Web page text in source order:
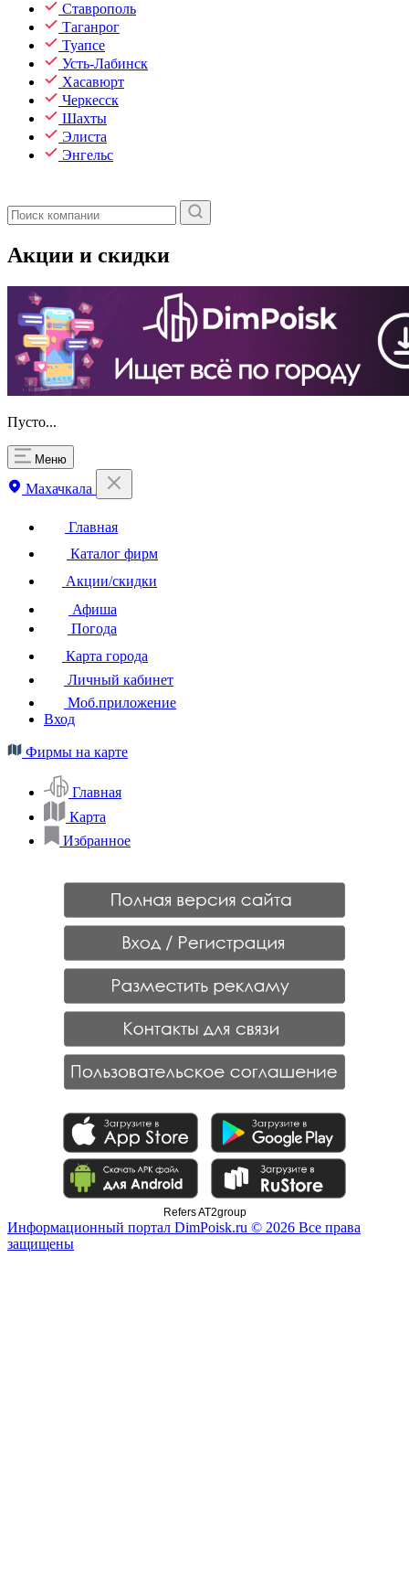
Ставрополь
Таганрог
Туапсе
Усть-Лабинск
Хасавюрт
Черкесск
Шахты
Элиста
Энгельс
Акции и скидки
Пусто...
Меню
Махачкала
Главная
Каталог фирм
Акции/скидки
Афиша
Погода
Карта города
Личный кабинет
Моб.приложение
Вход
Фирмы на карте
Главная
Карта
Избранное
Refers AT2group
Информационный портал DimPoisk.ru © 2026 Все права
защищены